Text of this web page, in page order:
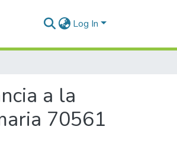
Log In
a la
70561